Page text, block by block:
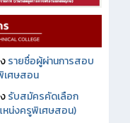
รายชื่อผู้ผ่านการสอบ
เศษสอน
รับสมัครคัดเลือก
หน่งครูพิเศษสอน)